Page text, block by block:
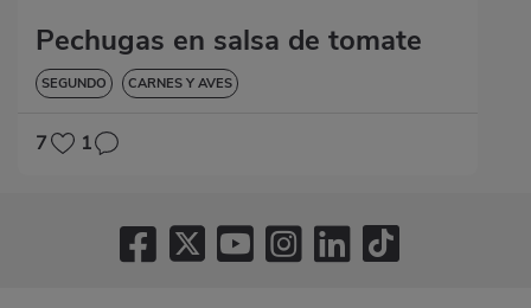
Pechugas en salsa de tomate
SEGUNDO CARNES Y AVES
7 1